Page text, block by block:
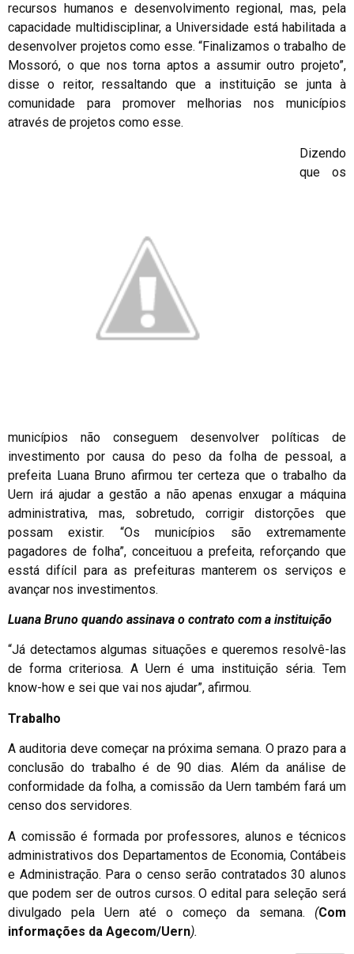
recursos humanos e desenvolvimento regional, mas, pela
capacidade multidisciplinar, a Universidade está habilitada a
desenvolver projetos como esse. “Finalizamos o trabalho de
Mossoró, o que nos torna aptos a assumir outro projeto”,
disse o reitor, ressaltando que a instituição se junta à
comunidade para promover melhorias nos municípios
através de projetos como esse.
Dizendo
que os
municípios não conseguem desenvolver políticas de
investimento por causa do peso da folha de pessoal, a
prefeita Luana Bruno afirmou ter certeza que o trabalho da
Uern irá ajudar a gestão a não apenas enxugar a máquina
administrativa, mas, sobretudo, corrigir distorções que
possam existir. “Os municípios são extremamente
pagadores de folha”, conceituou a prefeita, reforçando que
esstá difícil para as prefeituras manterem os serviços e
avançar nos investimentos.
Luana Bruno quando assinava o contrato com a instituição
“Já detectamos algumas situações e queremos resolvê-las
de forma criteriosa. A Uern é uma instituição séria. Tem
know-how e sei que vai nos ajudar”, afirmou.
Trabalho
A auditoria deve começar na próxima semana. O prazo para a
conclusão do trabalho é de 90 dias. Além da análise de
conformidade da folha, a comissão da Uern também fará um
censo dos servidores.
A comissão é formada por professores, alunos e técnicos
administrativos dos Departamentos de Economia, Contábeis
e Administração. Para o censo serão contratados 30 alunos
que podem ser de outros cursos. O edital para seleção será
divulgado pela Uern até o começo da semana. (Com
informações da Agecom/Uern).